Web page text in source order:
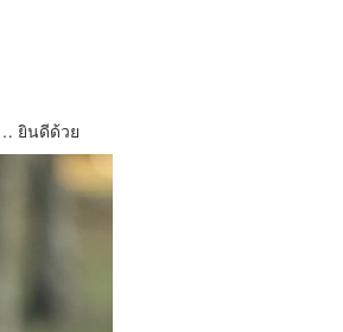
ยินดีด้วย